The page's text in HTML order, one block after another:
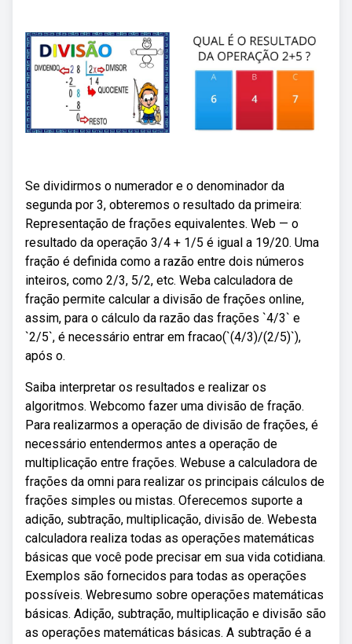
Se dividirmos o numerador e o denominador da
segunda por 3, obteremos o resultado da primeira:
Representação de frações equivalentes. Web — o
resultado da operação 3/4 + 1/5 é igual a 19/20. Uma
fração é definida como a razão entre dois números
inteiros, como 2/3, 5/2, etc. Weba calculadora de
fração permite calcular a divisão de frações online,
assim, para o cálculo da razão das frações `4/3` e
`2/5`, é necessário entrar em fracao(`(4/3)/(2/5)`),
após o.
Saiba interpretar os resultados e realizar os
algoritmos. Webcomo fazer uma divisão de fração.
Para realizarmos a operação de divisão de frações, é
necessário entendermos antes a operação de
multiplicação entre frações. Webuse a calculadora de
frações da omni para realizar os principais cálculos de
frações simples ou mistas. Oferecemos suporte a
adição, subtração, multiplicação, divisão de. Webesta
calculadora realiza todas as operações matemáticas
básicas que você pode precisar em sua vida cotidiana.
Exemplos são fornecidos para todas as operações
possíveis. Webresumo sobre operações matemáticas
básicas. Adição, subtração, multiplicação e divisão são
as operações matemáticas básicas. A subtração é a